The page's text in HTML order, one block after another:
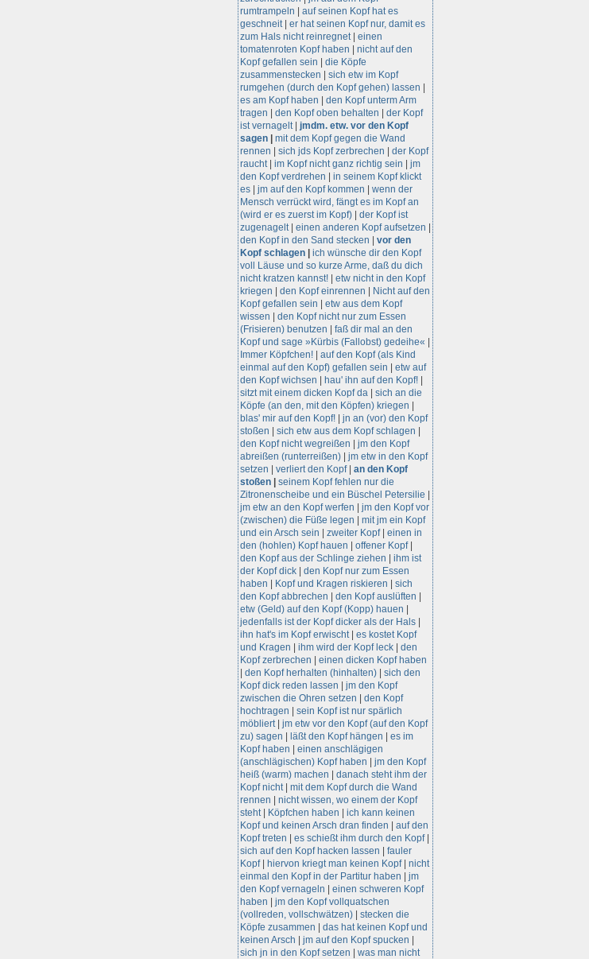
rumtrampeln
auf seinen Kopf hat es
geschneit| er hat seinen Kopf nur, damit es
zum Hals nicht reinregnet| einen
tomatenroten Kopf haben
nicht auf den
Kopf gefallen sein
die Köpfe
zusammenstecken
sich etw im Kopf
rumgehen (durch den Kopf gehen) lassen
es am Kopf haben
den Kopf unterm Arm
tragen
den Kopf oben behalten
der Kopf
ist vernagelt| jmdm. etw. vor den Kopf
sagen
mit dem Kopf gegen die Wand
rennen
sich jds Kopf zerbrechen
der Kopf
raucht| im Kopf nicht ganz richtig sein
jm
den Kopf verdrehen
in seinem Kopf klickt
es
jm auf den Kopf kommen
wenn der
Mensch verrückt wird, fängt es im Kopf an
(wird er es zuerst im Kopf)
der Kopf ist
zugenagelt| einen anderen Kopf aufsetzen
den Kopf in den Sand stecken
vor den
Kopf schlagen
ich wünsche dir den Kopf
voll Läuse und so kurze Arme, daß du dich
nicht kratzen kannst!
etw nicht in den Kopf
kriegen
den Kopf einrennen
Nicht auf den
Kopf gefallen sein
etw aus dem Kopf
wissen
den Kopf nicht nur zum Essen
(Frisieren) benutzen
faß dir mal an den
Kopf und sage »Kürbis (Fallobst) gedeihe«
Immer Köpfchen!
auf den Kopf (als Kind
einmal auf den Kopf) gefallen sein
etw auf
den Kopf wichsen
hau' ihn auf den Kopf!
sitzt mit einem dicken Kopf da
sich an die
Köpfe (an den, mit den Köpfen) kriegen
blas' mir auf den Kopf!
jn an (vor) den Kopf
stoßen
sich etw aus dem Kopf schlagen
den Kopf nicht wegreißen
jm den Kopf
abreißen (runterreißen)
jm etw in den Kopf
setzen
verliert den Kopf an den Kopf
stoßen
seinem Kopf fehlen nur die
Zitronenscheibe und ein Büschel Petersilie
jm etw an den Kopf werfen
jm den Kopf vor
(zwischen) die Füße legen
mit jm ein Kopf
und ein Arsch sein
zweiter Kopf| einen in
den (hohlen) Kopf hauen
offener Kopf|
den Kopf aus der Schlinge ziehen
ihm ist
der Kopf dick
den Kopf nur zum Essen
haben
Kopf und Kragen riskieren
sich
den Kopf abbrechen
den Kopf auslüften
etw (Geld) auf den Kopf (Kopp) hauen
jedenfalls ist der Kopf dicker als der Hals
ihn hat's im Kopf erwischt| es kostet Kopf
und Kragen
ihm wird der Kopf leck
den
Kopf zerbrechen
einen dicken Kopf haben
den Kopf herhalten (hinhalten)
sich den
Kopf dick reden lassen
jm den Kopf
zwischen die Ohren setzen
den Kopf
hochtragen
sein Kopf ist nur spärlich
möbliert| jm etw vor den Kopf (auf den Kopf
zu) sagen
läßt den Kopf hängen
es im
Kopf haben
einen anschlägigen
(anschlägischen) Kopf haben
jm den Kopf
heiß (warm) machen
danach steht ihm der
Kopf nicht| mit dem Kopf durch die Wand
rennen
nicht wissen, wo einem der Kopf
steht| Köpfchen haben
ich kann keinen
Kopf und keinen Arsch dran finden
auf den
Kopf treten
es schießt ihm durch den Kopf|
sich auf den Kopf hacken lassen
fauler
Kopf| hiervon kriegt man keinen Kopf| nicht
einmal den Kopf in der Partitur haben
jm
den Kopf vernageln
einen schweren Kopf
haben
jm den Kopf vollquatschen
(vollreden, vollschwätzen)
stecken die
Köpfe zusammen
das hat keinen Kopf und
keinen Arsch
jm auf den Kopf spucken
sich jn in den Kopf setzen
was man nicht